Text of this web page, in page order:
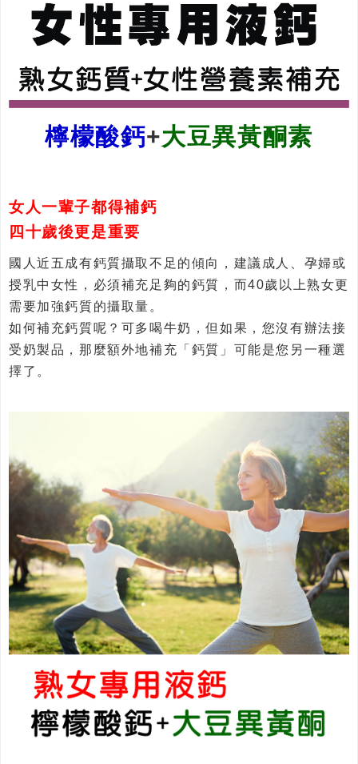
檸檬酸鈣+大豆異黃酮素
女人一輩子都得補鈣
四十歲後更是重要
國人近五成有鈣質攝取不足的傾向，建議成人、孕婦或
授乳中女性，必須補充足夠的鈣質，而40歲以上熟女更
需要加強鈣質的攝取量。
如何補充鈣質呢？可多喝牛奶，但如果，您沒有辦法接
受奶製品，那麼額外地補充「鈣質」可能是您另一種選
擇了。